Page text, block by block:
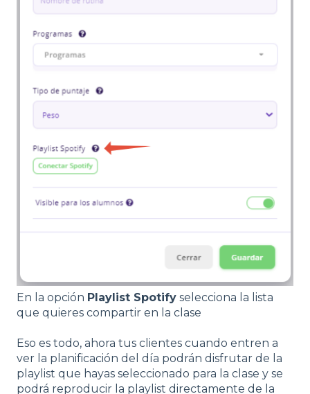
En la opción Playlist Spotify selecciona la lista
que quieres compartir en la clase
Eso es todo, ahora tus clientes cuando entren a
ver la planificación del día podrán disfrutar de la
playlist que hayas seleccionado para la clase y se
podrá reproducir la playlist directamente de la